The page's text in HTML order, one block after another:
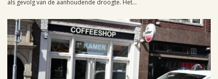
als gevolg van de aanhoudende droogte. Het...